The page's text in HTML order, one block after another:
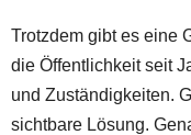
Trotzdem gibt es eine
die Öffentlichkeit seit
und Zuständigkeiten.
sichtbare Lösung.